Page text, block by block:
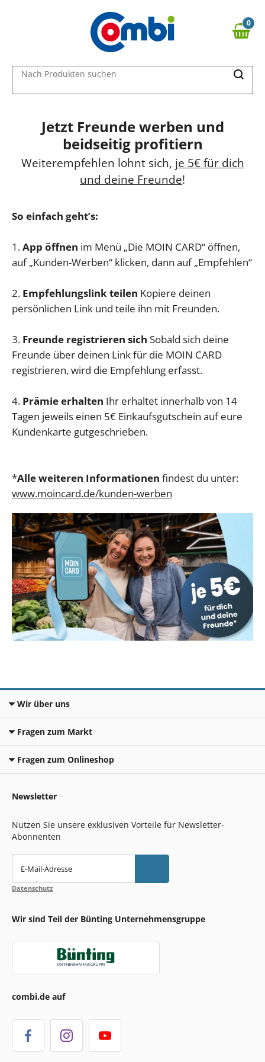
0,00 €
0
Nach Produkten suchen
Jetzt Freunde werben und
beidseitig profitiern
Weiterempfehlen lohnt sich, je 5€ für dich
und deine Freunde!
So einfach geht’s:
1.App öffnen im Menü „Die MOIN CARD“ öffnen,
auf „Kunden-Werben“ klicken, dann auf „Empfehlen“
2. Empfehlungslink teilen Kopiere deinen
persönlichen Link und teile ihn mit Freunden.
3. Freunde registrieren sich Sobald sich deine
Freunde über deinen Link für die MOIN CARD
registrieren, wird die Empfehlung erfasst.
4. Prämie erhalten Ihr erhaltet innerhalb von 14
Tagen jeweils einen 5€ Einkaufsgutschein auf eure
Kundenkarte gutgeschrieben.
*Alle weiteren Informationen findest du unter:
www.moincard.de/kunden-werben
Wir über uns
Fragen zum Markt
Fragen zum Onlineshop
Newsletter
Nutzen Sie unsere exklusiven Vorteile für Newsletter-
Abonnenten
E-Mail-Adresse
Datenschutz
Wir sind Teil der Bünting Unternehmensgruppe
combi.de auf